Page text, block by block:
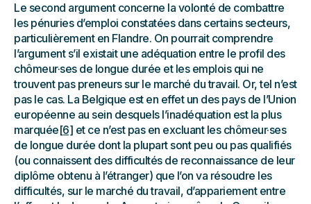
Le second argument concerne la volonté de combattre
les pénuries d’emploi constatées dans certains secteurs,
particulièrement en Flandre. On pourrait comprendre
l’argument s’il existait une adéquation entre le profil des
chômeur·ses de longue durée et les emplois qui ne
trouvent pas preneurs sur le marché du travail. Or, tel n’est
pas le cas. La Belgique est en effet un des pays de l’Union
européenne au sein desquels l’inadéquation est la plus
marquée[6] et ce n’est pas en excluant les chômeur·ses
de longue durée dont la plupart sont peu ou pas qualifiés
(ou connaissent des difficultés de reconnaissance de leur
diplôme obtenu à l’étranger) que l’on va résoudre les
difficultés, sur le marché du travail, d’appariement entre